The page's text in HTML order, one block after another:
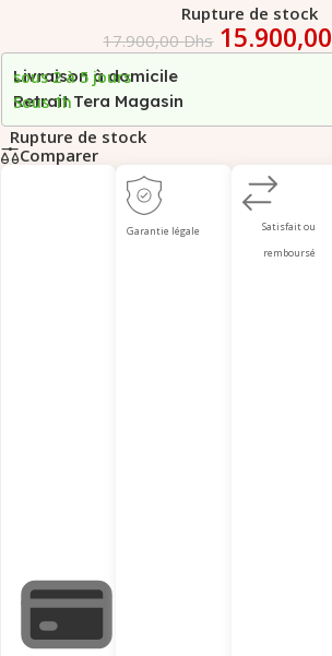
Rupture de stock
17.900,00Dhs 15.900,00
Livraison à domicile
sous 2 à 5 jours
Retrait Tera Magasin
Sous 1h
Rupture de stock
Comparer
Garantie légale
Satisfait ou
remboursé